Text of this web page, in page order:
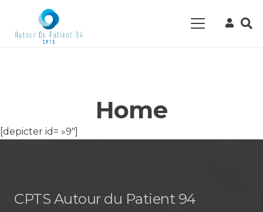
Home
[depicter id= »9″]
CPTS Autour du Patient 94